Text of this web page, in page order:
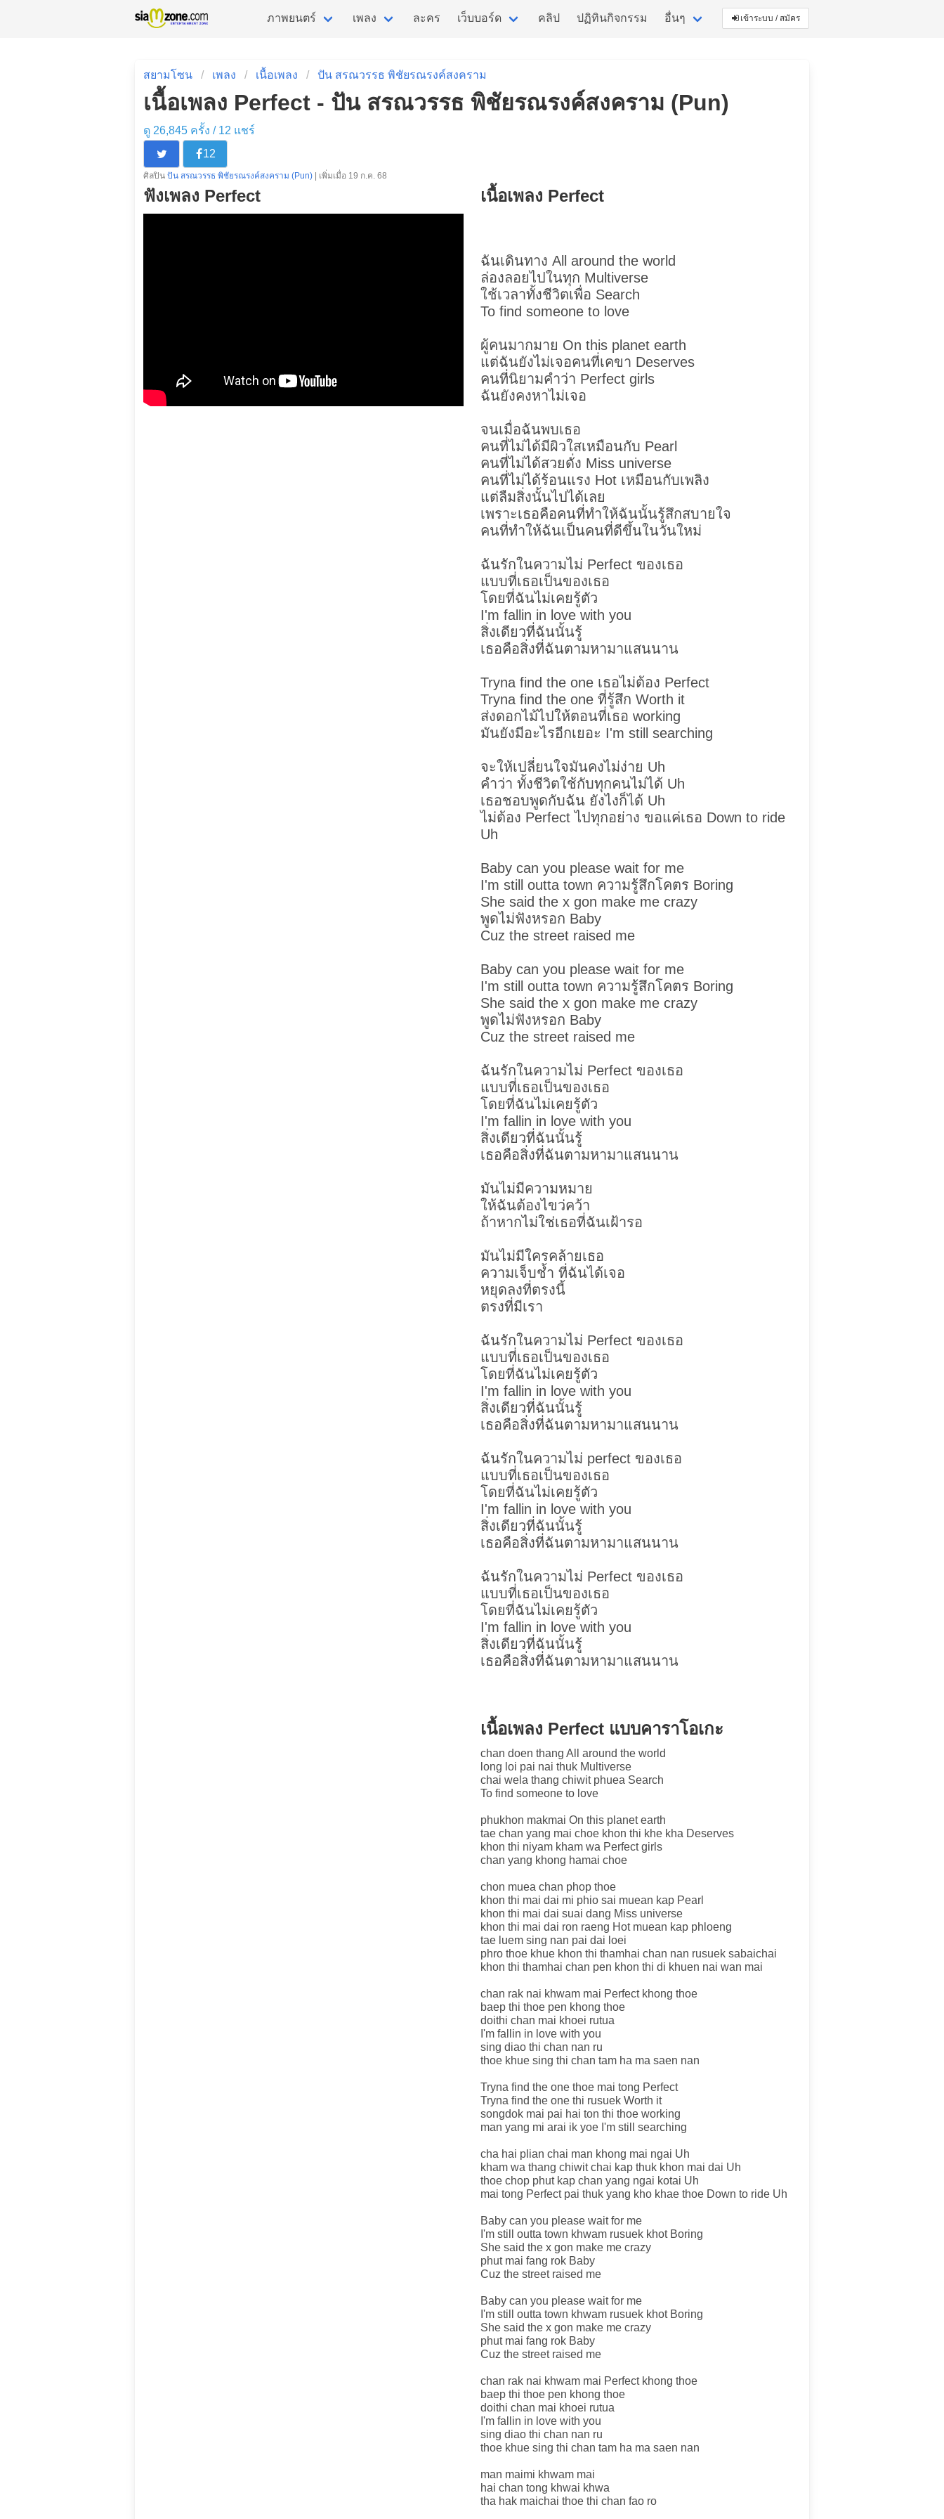
ภาพยนตร์ เพลง ละคร เว็บบอร์ด คลิป ปฏิทินกิจกรรม อื่นๆ เข้าระบบ / สมัคร
สยามโซน เพลง เนื้อเพลง ปัน สรณวรรธ พิชัยรณรงค์สงคราม
เนื้อเพลง Perfect - ปัน สรณวรรธ พิชัยรณรงค์สงคราม (Pun)
ดู 26,845 ครั้ง / 12 แชร์
12
ศิลปิน ปัน สรณวรรธ พิชัยรณรงค์สงคราม (Pun) | เพิ่มเมื่อ 19 ก.ค. 68
ฟังเพลง Perfect เนื้อเพลง Perfect
ฉันเดินทาง All around the world
ล่องลอยไปในทุก Multiverse
ใช้เวลาทั้งชีวิตเพื่อ Search
To find someone to love
ผู้คนมากมาย On this planet earth
แต่ฉันยังไม่เจอคนที่เคขา Deserves
คนที่นิยามคำว่า Perfect girls
ฉันยังคงหาไม่เจอ
จนเมื่อฉันพบเธอ
คนที่ไม่ได้มีผิวใสเหมือนกับ Pearl
คนที่ไม่ได้สวยดั่ง Miss universe
คนที่ไม่ได้ร้อนแรง Hot เหมือนกับเพลิง
แต่ลืมสิ่งนั้นไปได้เลย
เพราะเธอคือคนที่ทำให้ฉันนั้นรู้สึกสบายใจ
คนที่ทำให้ฉันเป็นคนที่ดีขึ้นในวันใหม่
ฉันรักในความไม่ Perfect ของเธอ
แบบที่เธอเป็นของเธอ
โดยที่ฉันไม่เคยรู้ตัว
I'm fallin in love with you
สิ่งเดียวที่ฉันนั้นรู้
เธอคือสิ่งที่ฉันตามหามาแสนนาน
Tryna find the one เธอไม่ต้อง Perfect
Tryna find the one ที่รู้สึก Worth it
ส่งดอกไม้ไปให้ตอนที่เธอ working
มันยังมีอะไรอีกเยอะ I'm still searching
จะให้เปลี่ยนใจมันคงไม่ง่าย Uh
คำว่า ทั้งชีวิตใช้กับทุกคนไม่ได้ Uh
เธอชอบพูดกับฉัน ยังไงก็ได้ Uh
ไม่ต้อง Perfect ไปทุกอย่าง ขอแค่เธอ Down to ride
Uh
Baby can you please wait for me
I'm still outta town ความรู้สึกโคตร Boring
She said the x gon make me crazy
พูดไม่ฟังหรอก Baby
Cuz the street raised me
Baby can you please wait for me
I'm still outta town ความรู้สึกโคตร Boring
She said the x gon make me crazy
พูดไม่ฟังหรอก Baby
Cuz the street raised me
ฉันรักในความไม่ Perfect ของเธอ
แบบที่เธอเป็นของเธอ
โดยที่ฉันไม่เคยรู้ตัว
I'm fallin in love with you
สิ่งเดียวที่ฉันนั้นรู้
เธอคือสิ่งที่ฉันตามหามาแสนนาน
มันไม่มีความหมาย
ให้ฉันต้องไขว่คว้า
ถ้าหากไม่ใช่เธอที่ฉันเฝ้ารอ
มันไม่มีใครคล้ายเธอ
ความเจ็บช้ำ ที่ฉันได้เจอ
หยุดลงที่ตรงนี้
ตรงที่มีเรา
ฉันรักในความไม่ Perfect ของเธอ
แบบที่เธอเป็นของเธอ
โดยที่ฉันไม่เคยรู้ตัว
I'm fallin in love with you
สิ่งเดียวที่ฉันนั้นรู้
เธอคือสิ่งที่ฉันตามหามาแสนนาน
ฉันรักในความไม่ perfect ของเธอ
แบบที่เธอเป็นของเธอ
โดยที่ฉันไม่เคยรู้ตัว
I'm fallin in love with you
สิ่งเดียวที่ฉันนั้นรู้
เธอคือสิ่งที่ฉันตามหามาแสนนาน
ฉันรักในความไม่ Perfect ของเธอ
แบบที่เธอเป็นของเธอ
โดยที่ฉันไม่เคยรู้ตัว
I'm fallin in love with you
สิ่งเดียวที่ฉันนั้นรู้
เธอคือสิ่งที่ฉันตามหามาแสนนาน
เนื้อเพลง Perfect แบบคาราโอเกะ
chan doen thang All around the world
long loi pai nai thuk Multiverse
chai wela thang chiwit phuea Search
To find someone to love
phukhon makmai On this planet earth
tae chan yang mai choe khon thi khe kha Deserves
khon thi niyam kham wa Perfect girls
chan yang khong hamai choe
chon muea chan phop thoe
khon thi mai dai mi phio sai muean kap Pearl
khon thi mai dai suai dang Miss universe
khon thi mai dai ron raeng Hot muean kap phloeng
tae luem sing nan pai dai loei
phro thoe khue khon thi thamhai chan nan rusuek sabaichai
khon thi thamhai chan pen khon thi di khuen nai wan mai
chan rak nai khwam mai Perfect khong thoe
baep thi thoe pen khong thoe
doithi chan mai khoei rutua
I'm fallin in love with you
sing diao thi chan nan ru
thoe khue sing thi chan tam ha ma saen nan
Tryna find the one thoe mai tong Perfect
Tryna find the one thi rusuek Worth it
songdok mai pai hai ton thi thoe working
man yang mi arai ik yoe I'm still searching
cha hai plian chai man khong mai ngai Uh
kham wa thang chiwit chai kap thuk khon mai dai Uh
thoe chop phut kap chan yang ngai kotai Uh
mai tong Perfect pai thuk yang kho khae thoe Down to ride Uh
Baby can you please wait for me
I'm still outta town khwam rusuek khot Boring
She said the x gon make me crazy
phut mai fang rok Baby
Cuz the street raised me
Baby can you please wait for me
I'm still outta town khwam rusuek khot Boring
She said the x gon make me crazy
phut mai fang rok Baby
Cuz the street raised me
chan rak nai khwam mai Perfect khong thoe
baep thi thoe pen khong thoe
doithi chan mai khoei rutua
I'm fallin in love with you
sing diao thi chan nan ru
thoe khue sing thi chan tam ha ma saen nan
man maimi khwam mai
hai chan tong khwai khwa
tha hak maichai thoe thi chan fao ro